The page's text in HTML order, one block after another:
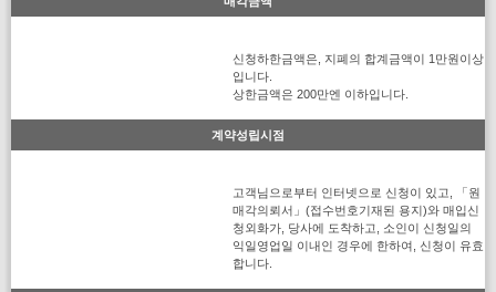
신청하한금액은, 지폐의 합계금액이 1만원이상
입니다.
상한금액은 200만엔 이하입니다.
계약성립시점
고객님으로부터 인터넷으로 신청이 있고, 「원
매각의뢰서」(접수번호기재된 용지)와 매입신
청외화가, 당사에 도착하고, 소인이 신청일의
익일영업일 이내인 경우에 한하여, 신청이 유효
합니다.